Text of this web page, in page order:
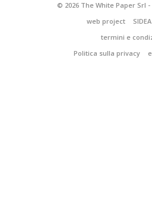
© 2026 The White Paper Srl -
web project
termini e
Politica sulla privacy
e